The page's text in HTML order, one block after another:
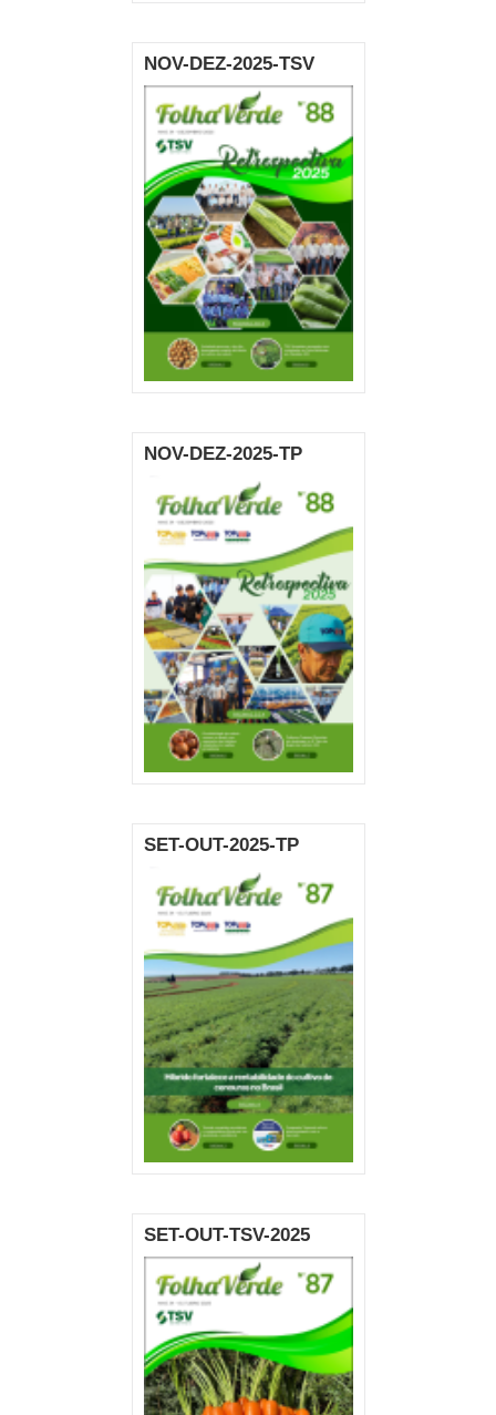
NOV-DEZ-2025-TSV
NOV-DEZ-2025-TP
SET-OUT-2025-TP
SET-OUT-TSV-2025